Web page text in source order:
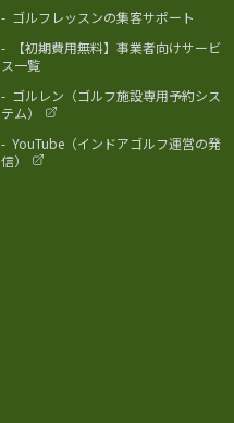
- ゴルフレッスンの集客サポート
-
【初期費用無料】事業者向けサービ
ス一覧
- ゴルレン（ゴルフ施設専用予約シス
テム）
- YouTube（インドアゴルフ運営の発
信）